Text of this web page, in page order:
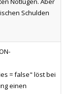
zahlen
Zeichen
bei einem
Allee.
gegen die
Schulden
= false" löst bei
einen